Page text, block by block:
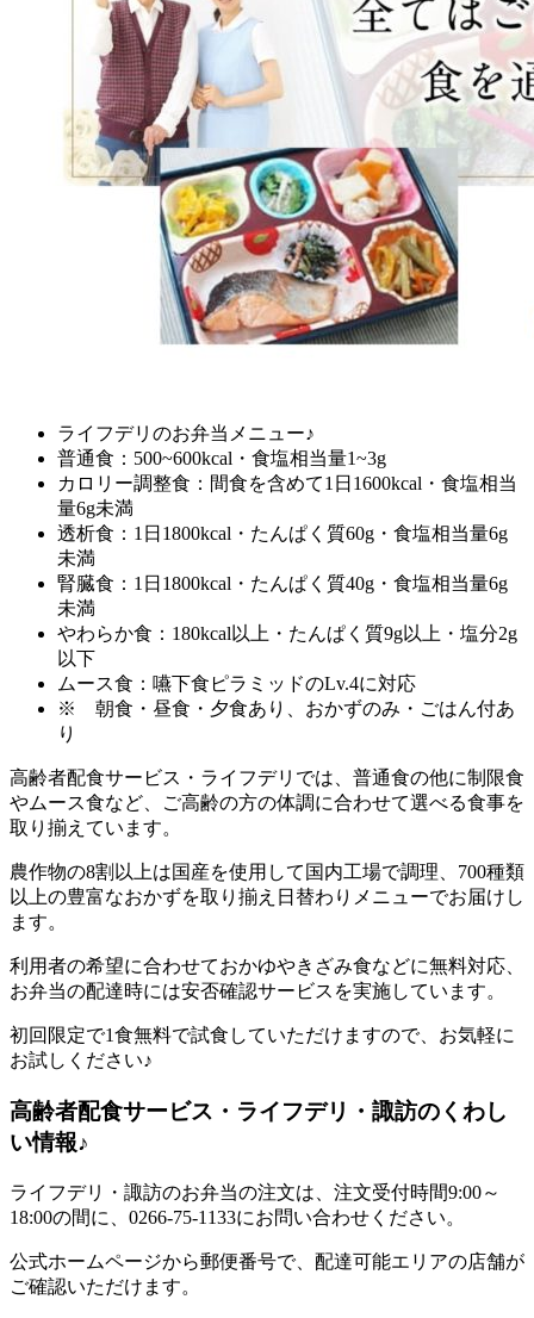
ライフデリのお弁当メニュー♪
普通食：500~600kcal・食塩相当量1~3g
カロリー調整食：間食を含めて1日1600kcal・食塩相当
量6g未満
透析食：1日1800kcal・たんぱく質60g・食塩相当量6g
未満
腎臓食：1日1800kcal・たんぱく質40g・食塩相当量6g
未満
やわらか食：180kcal以上・たんぱく質9g以上・塩分2g
以下
ムース食：嚥下食ピラミッドのLv.4に対応
※ 朝食・昼食・夕食あり、おかずのみ・ごはん付あ
り
高齢者配食サービス・ライフデリでは、普通食の他に制限食
やムース食など、ご高齢の方の体調に合わせて選べる食事を
取り揃えています。
農作物の8割以上は国産を使用して国内工場で調理、700種類
以上の豊富なおかずを取り揃え日替わりメニューでお届けし
ます。
利用者の希望に合わせておかゆやきざみ食などに無料対応、
お弁当の配達時には安否確認サービスを実施しています。
初回限定で1食無料で試食していただけますので、お気軽に
お試しください♪
高齢者配食サービス・ライフデリ・諏訪のくわし
い情報♪
ライフデリ・諏訪のお弁当の注文は、注文受付時間9:00～
18:00の間に、0266-75-1133にお問い合わせください。
公式ホームページから郵便番号で、配達可能エリアの店舗が
ご確認いただけます。